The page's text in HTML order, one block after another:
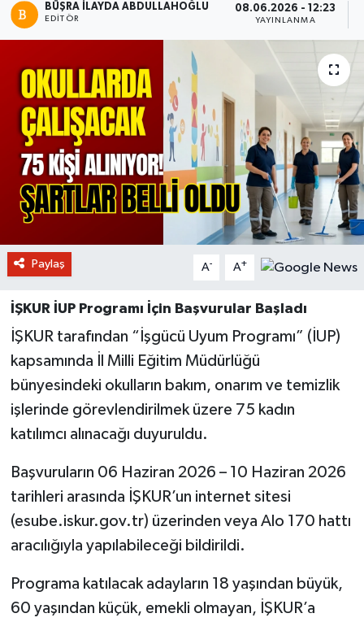
BÜŞRA İLAYDA ABDULLAHOĞLU
EDITÖR
08.06.2026 - 12:23
YAYINLANMA
Paylaş A- A+
İŞKUR İUP Programı İçin Başvurular Başladı
İŞKUR tarafından “İşgücü Uyum Programı” (İUP)
kapsamında İl Milli Eğitim Müdürlüğü
bünyesindeki okulların bakım, onarım ve temizlik
işlerinde görevlendirilmek üzere 75 kadın
katılımcı alınacağı duyuruldu.
Başvuruların 06 Haziran 2026 – 10 Haziran 2026
tarihleri arasında İŞKUR’un internet sitesi
(esube.iskur.gov.tr) üzerinden veya Alo 170 hattı
aracılığıyla yapılabileceği bildirildi.
Programa katılacak adayların 18 yaşından büyük,
60 yaşından küçük, emekli olmayan, İŞKUR’a